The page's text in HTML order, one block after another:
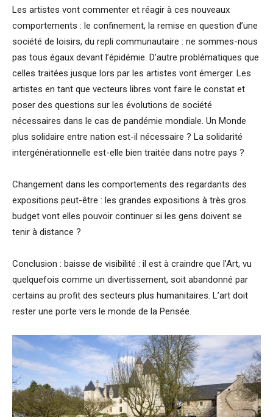
Les artistes vont commenter et réagir à ces nouveaux
comportements : le confinement, la remise en question d’une
société de loisirs, du repli communautaire : ne sommes-nous
pas tous égaux devant l’épidémie. D’autre problématiques que
celles traitées jusque lors par les artistes vont émerger. Les
artistes en tant que vecteurs libres vont faire le constat et
poser des questions sur les évolutions de société
nécessaires dans le cas de pandémie mondiale. Un Monde
plus solidaire entre nation est-il nécessaire ? La solidarité
intergénérationnelle est-elle bien traitée dans notre pays ?
Changement dans les comportements des regardants des
expositions peut-être : les grandes expositions à très gros
budget vont elles pouvoir continuer si les gens doivent se
tenir à distance ?
Conclusion : baisse de visibilité : il est à craindre que l’Art, vu
quelquefois comme un divertissement, soit abandonné par
certains au profit des secteurs plus humanitaires. L’art doit
rester une porte vers le monde de la Pensée.